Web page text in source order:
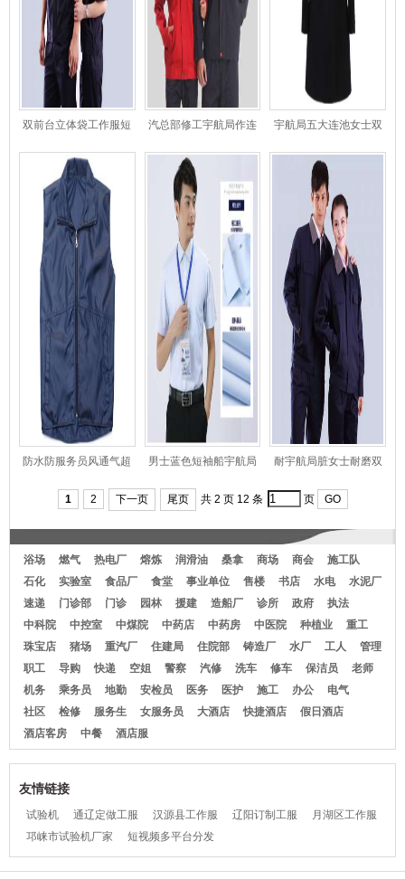
双前台立体袋工作服短
汽总部修工宇航局作连
宇航局五大连池女士双
防水防服务员风通气超
男士蓝色短袖船宇航局
耐宇航局脏女士耐磨双
1
2 下一页 尾页 共 2 页 12 条 页 GO
浴场 燃气 热电厂 熔炼 润滑油 桑拿 商场 商会
施工队
石化
实验室 食品厂 食堂 事业单位 售楼 书店 水电
水泥厂
速递
门诊部 门诊 园林 援建 造船厂 诊所 政府
执法
中科院
中控室 中煤院 中药店 中药房 中医院 种植业
重工
珠宝店
猪场 重汽厂 住建局 住院部 铸造厂 水厂 工人
管理
职工
导购 快递 空姐 警察 汽修 洗车 修车 保洁员
老师
机务
乘务员 地勤 安检员 医务 医护 施工 办公
电气
社区
检修 服务生 女服务员 大酒店 快捷酒店
假日酒店
酒店客房
中餐 酒店服
友情链接
试验机 通辽定做工服 汉源县工作服 辽阳订制工服
月湖区工作服
邛崃市试验机厂家
短视频多平台分发